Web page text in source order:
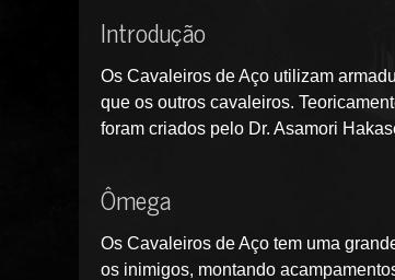
Introdução
Os Cavaleiros de Aço utilizam
que os outros cavaleiros.
foram criados pelo Dr. Asamori
Ômega
Os Cavaleiros de Aço tem uma
os inimigos, montando